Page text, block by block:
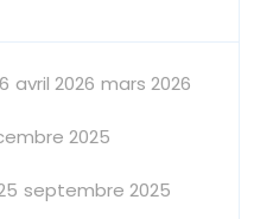
avril 2026 mars 2026
2025
septembre 2025